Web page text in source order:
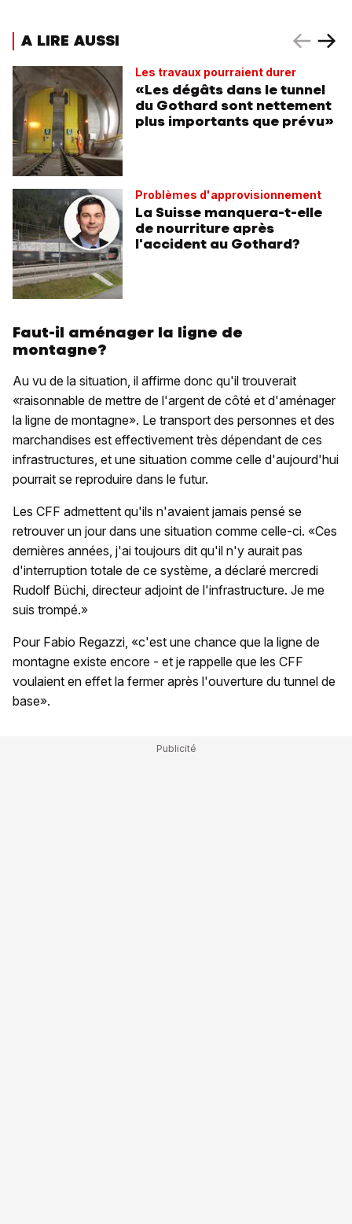
A LIRE AUSSI
Les travaux pourraient durer
«Les dégâts dans le tunnel
du Gothard sont nettement
plus importants que prévu»
Problèmes d'approvisionnement
La Suisse manquera-t-elle
de nourriture après
l'accident au Gothard?
Faut-il aménager la ligne de
montagne?
Au vu de la situation, il affirme donc qu'il trouverait
«raisonnable de mettre de l'argent de côté et d'aménager
la ligne de montagne». Le transport des personnes et des
marchandises est effectivement très dépendant de ces
infrastructures, et une situation comme celle d'aujourd'hui
pourrait se reproduire dans le futur.
Les CFF admettent qu'ils n'avaient jamais pensé se
retrouver un jour dans une situation comme celle-ci. «Ces
dernières années, j'ai toujours dit qu'il n'y aurait pas
d'interruption totale de ce système, a déclaré mercredi
Rudolf Büchi, directeur adjoint de l'infrastructure. Je me
suis trompé.»
Pour Fabio Regazzi, «c'est une chance que la ligne de
montagne existe encore - et je rappelle que les CFF
voulaient en effet la fermer après l'ouverture du tunnel de
base».